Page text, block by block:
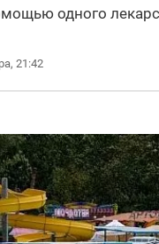
одного
21:42